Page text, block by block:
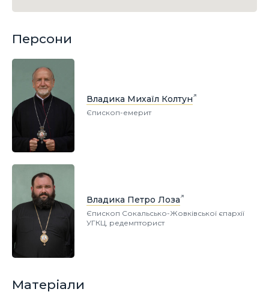
Персони
Владика Михаїл Колтун
Єпископ-емерит
Владика Петро Лоза
Єпископ Сокальсько-Жовківської єпархії
УГКЦ, редемпторист
Матеріали